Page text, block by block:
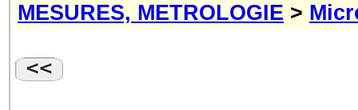
MESURES, METROLOGIE >